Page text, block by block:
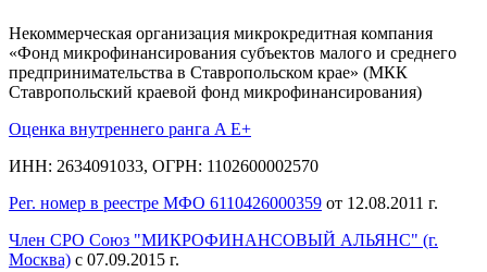
Некоммерческая организация микрокредитная компания
«Фонд микрофинансирования субъектов малого и среднего
предпринимательства в Ставропольском крае» (МКК
Ставропольский краевой фонд микрофинансирования)
Оценка внутреннего ранга A E+
ИНН: 2634091033, ОГРН: 1102600002570
Рег. номер в реестре МФО 6110426000359 от 12.08.2011 г.
Член СРО Союз "МИКРОФИНАНСОВЫЙ АЛЬЯНС" (г.
Москва) с 07.09.2015 г.